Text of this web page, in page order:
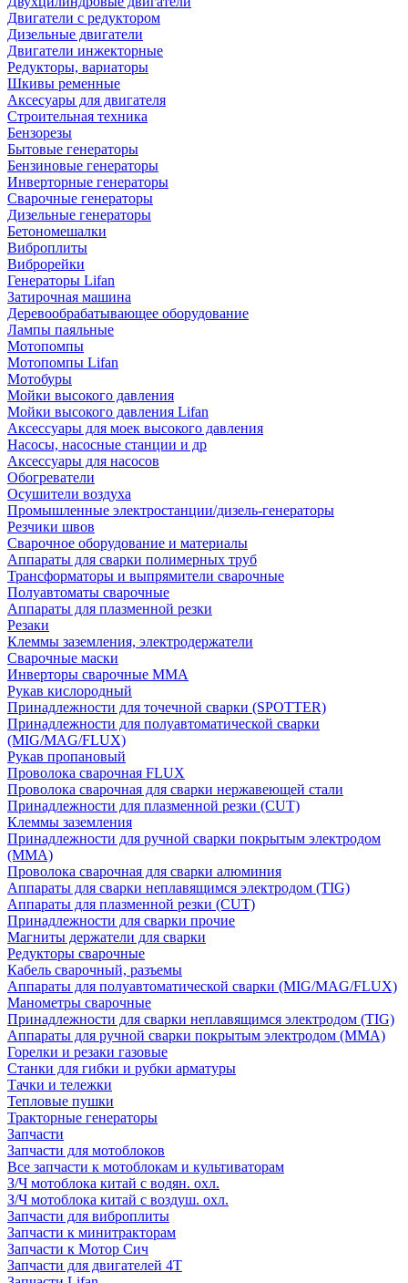
Двигатели с редуктором
Дизельные двигатели
Двигатели инжекторные
Редукторы, вариаторы
Шкивы ременные
Аксесуары для двигателя
Строительная техника
Бензорезы
Бытовые генераторы
Бензиновые генераторы
Инверторные генераторы
Сварочные генераторы
Дизельные генераторы
Бетономешалки
Виброплиты
Виброрейки
Генераторы Lifan
Затирочная машина
Деревообрабатывающее оборудование
Лампы паяльные
Мотопомпы
Мотопомпы Lifan
Мотобуры
Мойки высокого давления
Мойки высокого давления Lifan
Аксессуары для моек высокого давления
Насосы, насосные станции и др
Аксессуары для насосов
Обогреватели
Осушители воздуха
Промышленные электростанции/дизель-генераторы
Резчики швов
Сварочное оборудование и материалы
Аппараты для сварки полимерных труб
Трансформаторы и выпрямители сварочные
Полуавтоматы сварочные
Аппараты для плазменной резки
Резаки
Клеммы заземления, электродержатели
Сварочные маски
Инверторы сварочные ММА
Рукав кислородный
Принадлежности для точечной сварки (SPOTTER)
Принадлежности для полуавтоматической сварки
(MIG/MAG/FLUX)
Рукав пропановый
Проволока сварочная FLUX
Проволока сварочная для сварки нержавеющей стали
Принадлежности для плазменной резки (CUT)
Клеммы заземления
Принадлежности для ручной сварки покрытым электродом
(MMA)
Проволока сварочная для сварки алюминия
Аппараты для сварки неплавящимся электродом (TIG)
Аппараты для плазменной резки (CUT)
Принадлежности для сварки прочие
Магниты держатели для сварки
Редукторы сварочные
Кабель сварочный, разъемы
Аппараты для полуавтоматической сварки (MIG/MAG/FLUX)
Манометры сварочные
Принадлежности для сварки неплавящимся электродом (TIG)
Аппараты для ручной сварки покрытым электродом (MMA)
Горелки и резаки газовые
Станки для гибки и рубки арматуры
Тачки и тележки
Тепловые пушки
Тракторные генераторы
Запчасти
Запчасти для мотоблоков
Все запчасти к мотоблокам и культиваторам
З/Ч мотоблока китай с водян. охл.
З/Ч мотоблока китай с воздуш. охл.
Запчасти для виброплиты
Запчасти к минитракторам
Запчасти к Мотор Сич
Запчасти для двигателей 4Т